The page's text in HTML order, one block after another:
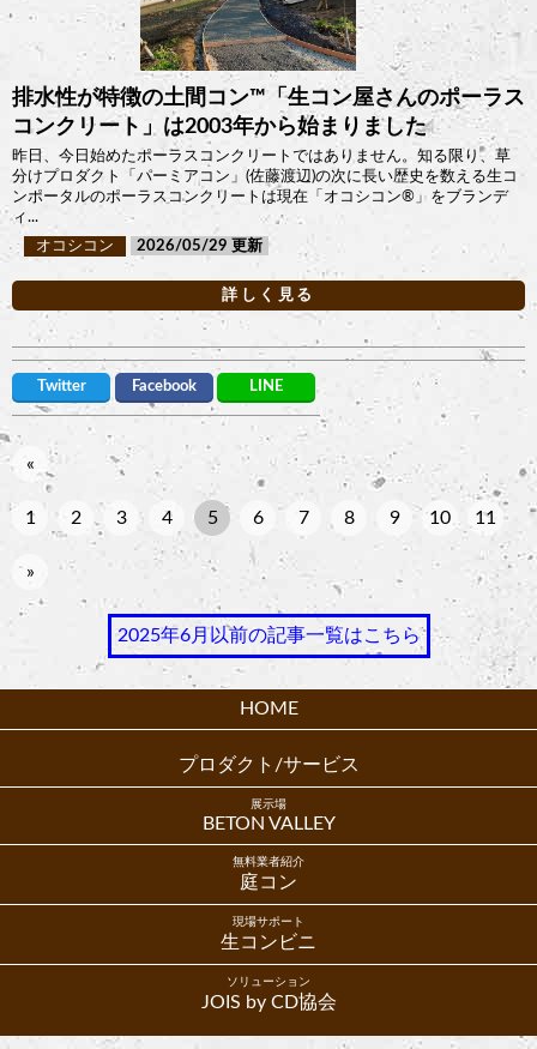
排水性が特徴の土間コン™︎「生コン屋さんのポーラス
コンクリート」は2003年から始まりました
昨日、今日始めたポーラスコンクリートではありません。知る限り、草
分けプロダクト「パーミアコン」(佐藤渡辺)の次に長い歴史を数える生コ
ンポータルのポーラスコンクリートは現在「オコシコン®︎」をブランデ
ィ...
オコシコン
2026/05/29
詳しく見る
Twitter Facebook LINE
«
1 2 3 4 5 6 7 8 9 10 11
»
2025年6月以前の記事一覧はこちら
HOME
プロダクト/サービス
展示場
BETON VALLEY
無料業者紹介
庭コン
現場サポート
生コンビニ
ソリューション
JOIS by CD協会